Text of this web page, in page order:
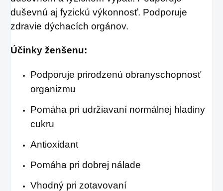
duševnú aj fyzickú výkonnosť. Podporuje
zdravie dýchacích orgánov.
Účinky ženšenu:
Podporuje prirodzenú obranyschopnosť
organizmu
Pomáha pri udržiavaní normálnej hladiny
cukru
Antioxidant
Pomáha pri dobrej nálade
Vhodný pri zotavovaní